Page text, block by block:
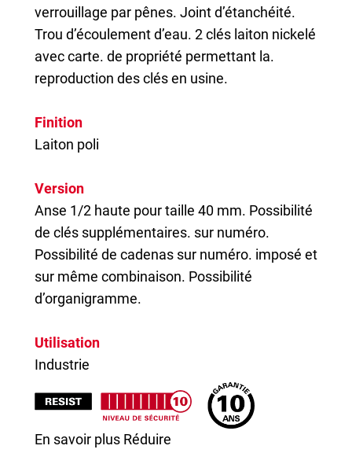
verrouillage par pênes. Joint d’étanchéité.
Trou d’écoulement d’eau. 2 clés laiton nickelé
avec carte. de propriété permettant la.
reproduction des clés en usine.
Finition
Laiton poli
Version
Anse 1/2 haute pour taille 40 mm. Possibilité
de clés supplémentaires. sur numéro.
Possibilité de cadenas sur numéro. imposé et
sur même combinaison. Possibilité
d’organigramme.
Utilisation
Industrie
En savoir plus Réduire